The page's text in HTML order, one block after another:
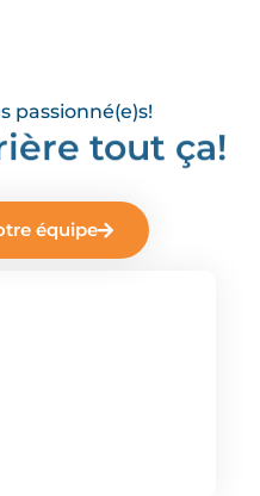
passionné(e)s!
tout ça!
équipe